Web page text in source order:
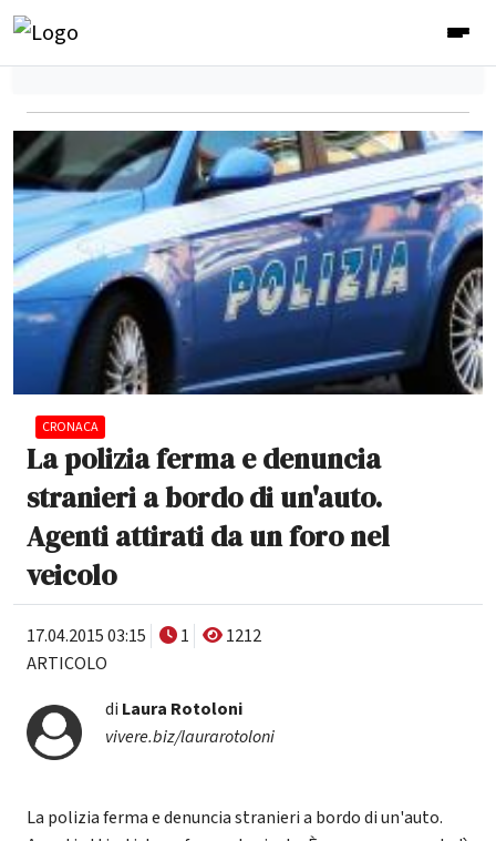
CRONACA
La polizia ferma e denuncia
stranieri a bordo di un'auto.
Agenti attirati da un foro nel
veicolo
17.04.2015 03:15 1
1212
ARTICOLO
di Laura Rotoloni
vivere.biz/laurarotoloni
La polizia ferma e denuncia stranieri a bordo di un'auto.